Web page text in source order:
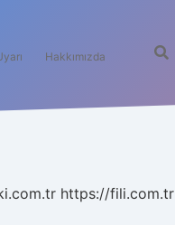
Hakkımızda
https://fili.com.tr